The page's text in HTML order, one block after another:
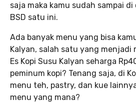
saja maka kamu sudah sampai
BSD satu ini.
Ada banyak menu yang bisa
Kalyan, salah satu yang menjadi
Es Kopi Susu Kalyan seharga
peminum kopi? Tenang saja, di
menu teh, pastry, dan kue
menu yang mana?